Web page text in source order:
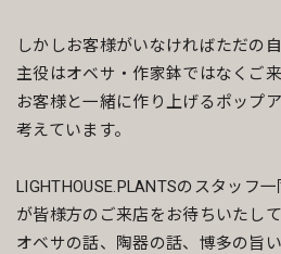
しかしお客様がいなければただの
主役はオベサ・作家鉢ではなくご
お客様と一緒に作り上げるポップ
考えています。
LIGHTHOUSE.PLANTSのスタッフ
が皆様方のご来店をお待ちいたして
オベサの話、陶器の話、博多の旨